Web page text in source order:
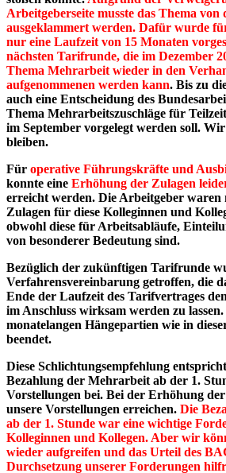
Arbeitgeberseite musste das Thema von
ausgeklammert werden. Dafür wurde
nur eine Laufzeit von 15 Monaten
nächsten Tarifrunde, die im Dezember
Thema Mehrarbeit wieder in den
aufgenommenen werden kann. Bis zu
auch eine Entscheidung des
Thema Mehrarbeitszuschläge für
im September vorgelegt werden soll.
bleiben.
Für operative Führungskräfte und
konnte eine Erhöhung der Zulagen
erreicht werden. Die Arbeitgeber waren
Zulagen für diese Kolleginnen und
obwohl diese für Arbeitsabläufe,
von besonderer Bedeutung sind.
Bezüglich der zukünftigen Tarifrunde
Verfahrensvereinbarung getroffen, die
Ende der Laufzeit des Tarifvertrages
im Anschluss wirksam werden zu
monatelangen Hängepartien wie in
beendet.
Diese Schlichtungsempfehlung
Bezahlung der Mehrarbeit ab der 1.
Vorstellungen bei. Bei der Erhöhung
unsere Vorstellungen erreichen. Die
ab der 1. Stunde war eine wichtige
Kolleginnen und Kollegen. Aber wir
wieder aufgreifen und das Urteil des
Durchsetzung unserer Forderungen